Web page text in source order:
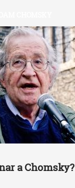
a Chomsky?